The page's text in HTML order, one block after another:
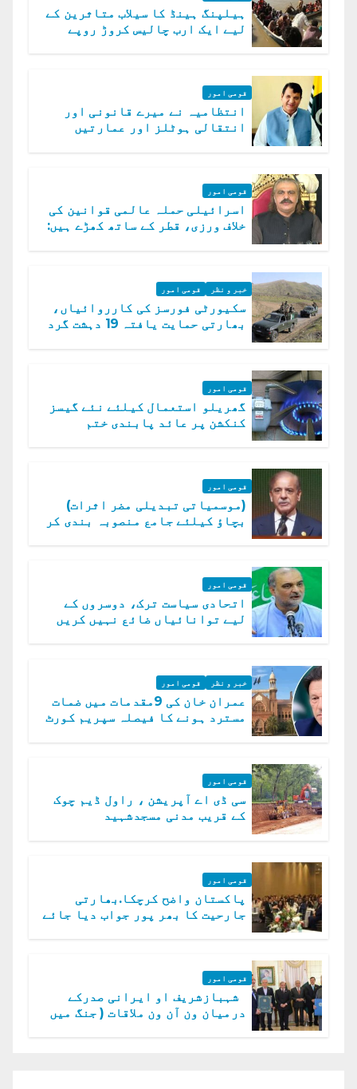
ہیلپنگ ہینڈ کا سیلاب متاثرین کے
لیے ایک ارب چالیس کروڑ روپے
قومی امور
انتظامیہ نے میرے قانونی اور
انتقالی ہوٹلز اور عمارتیں
قومی امور
اسرائیلی حملہ عالمی قوانین کی
خلاف ورزی، قطر کے ساتھ کھڑے ہیں:
خبر و نظر قومی امور
سکیورٹی فورسز کی کارروائیاں،
بھارتی حمایت یافتہ 19 دہشت گرد
قومی امور
گھریلو استعمال کیلئے نئے گیسز
کنکشن پر عائد پابندی ختم
قومی امور
(موسمیاتی تبدیلی مضر اثرات)
بچاؤ کیلئے جامع منصوبہ بندی کر
قومی امور
اتحادی سیاست ترک، دوسروں کے
لیے توانائیاں ضائع نہیں کریں
خبر و نظر قومی امور
عمران خان کی 9مقدمات میں ضمات
مسترد ہونے کا فیصلہ سپریم کورٹ
قومی امور
سی ڈی اے آپریشن ، راول ڈیم چوک
کے قریب مدنی مسجدشہید
قومی امور
پاکستان واضح کرچکا.بھارتی
جارحیت کا بھر پور جواب دیا جائے
قومی امور
شہبازشریف او ایرانی صدرکے
درمیان ون آن ون ملاقات ( جنگ میں